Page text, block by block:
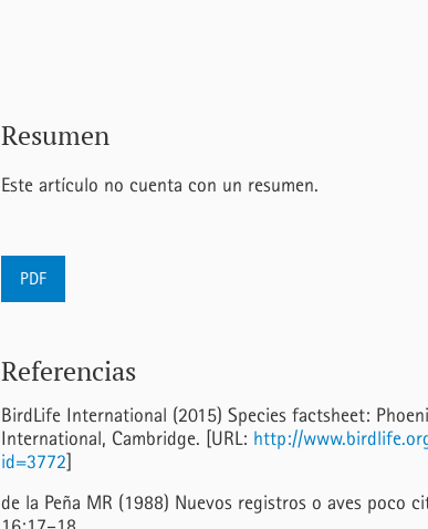
Resumen
Este artículo no cuenta con un resumen.
PDF
Referencias
BirdLife International (2015) Species factsheet:
International, Cambridge. [URL: http://
id=3772]
de la Peña MR (1988) Nuevos registros o aves poco